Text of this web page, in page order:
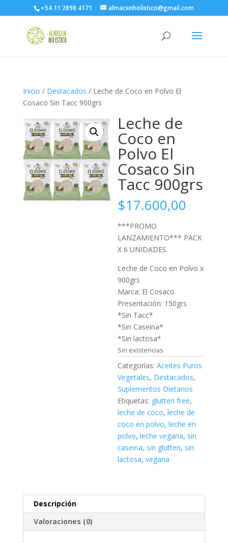
+54 11 2898 4171 almacenholistico@gmail.com
Inicio / Destacados / Leche de Coco en Polvo El
Cosaco Sin Tacc 900grs
Leche de
Coco en
Polvo El
Cosaco Sin
Tacc 900grs
$17.600,00
***PROMO
LANZAMIENTO*** PACK
X 6 UNIDADES
Leche de Coco en Polvo x
900grs
Marca: El Cosaco
Presentación: 150grs
*Sin Tacc*
*Sin Caseina*
*Sin lactosa*
Sin existencias
Categorías:Aceites Puros
Vegetales, Destacados,
Suplementos Dietarios
Etiquetas: glutten free,
leche de coco,leche de
coco en polvo,leche en
polvo,leche vegana, sin
caseina, sin glutten, sin
lactosa,vegana
Descripción
Valoraciones (0)